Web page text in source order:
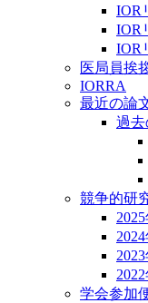
IOR
IOR
IOR
医局員挨
IORRA
最近の論
過
競争的研
学会参加